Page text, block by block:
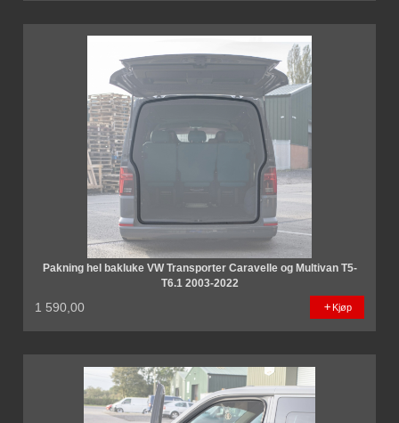
Pakning hel bakluke VW Transporter Caravelle og Multivan T5-
T6.1 2003-2022
1 590,00 Kjøp